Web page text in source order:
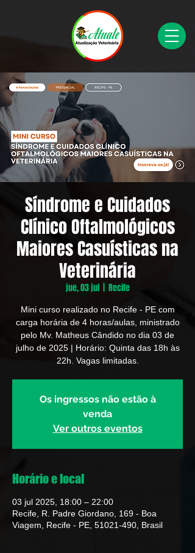
Síndrome e Cuidados
Clínico Oftalmológicos
Maiores Casuísticas na
Veterinária
jue, 03 jul
  |
Recife
Mini curso realizado no Recife - PE com
carga horária de 4 horas/aulas, ministrado
pelo Mv. Matheus Cândido no dia 03 de
julho de 2025 | Horário: Quinta das 18h às
22h. Vagas limitadas.
Os ingressos não estão à
venda
Ver outros eventos
Horário e local
03 jul 2025, 18:00 – 22:00
Recife, R. Padre Giordano, 169 - Boa
Viagem, Recife - PE, 51021-490, Brasil